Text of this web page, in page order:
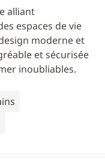
alliant
espaces de vie
moderne et
et sécurisée
inoubliables.